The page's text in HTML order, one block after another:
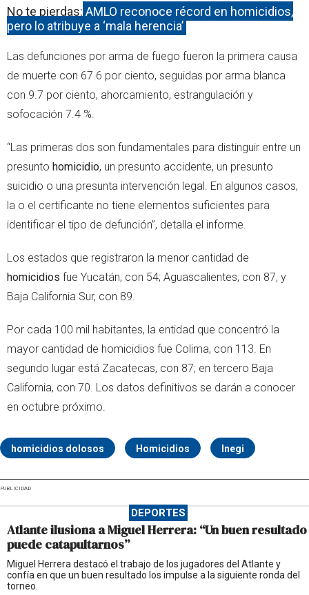
No te pierdas: AMLO reconoce récord en homicidios,
pero lo atribuye a ‘mala herencia’
Las defunciones por arma de fuego fueron la primera causa
de muerte con 67.6 por ciento, seguidas por arma blanca
con 9.7 por ciento, ahorcamiento, estrangulación y
sofocación 7.4 %.
“Las primeras dos son fundamentales para distinguir entre un
presunto homicidio, un presunto accidente, un presunto
suicidio o una presunta intervención legal. En algunos casos,
la o el certificante no tiene elementos suficientes para
identificar el tipo de defunción”, detalla el informe.
Los estados que registraron la menor cantidad de
homicidios fue Yucatán, con 54; Aguascalientes, con 87, y
Baja California Sur, con 89.
Por cada 100 mil habitantes, la entidad que concentró la
mayor cantidad de homicidios fue Colima, con 113. En
segundo lugar está Zacatecas, con 87; en tercero Baja
California, con 70. Los datos definitivos se darán a conocer
en octubre próximo.
homicidios dolosos Homicidios Inegi
PUBLICIDAD
DEPORTES
Atlante ilusiona a Miguel Herrera: “Un buen resultado
puede catapultarnos”
Miguel Herrera destacó el trabajo de los jugadores del Atlante y
confía en que un buen resultado los impulse a la siguiente ronda del
torneo.